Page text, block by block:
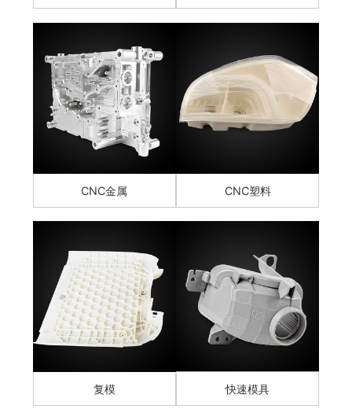
CNC金属 CNC塑料
复模 快速模具